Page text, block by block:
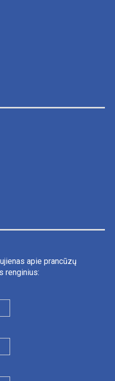
apie prancūzų
renginius: